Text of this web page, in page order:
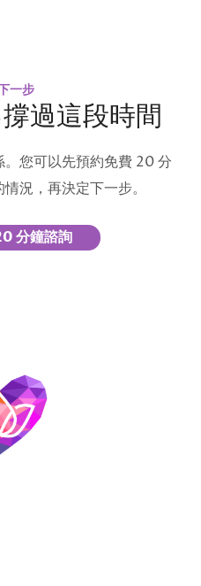
一步
過這段時間
您可以先預約免費 20 分
況，再決定下一步。
分鐘諮詢